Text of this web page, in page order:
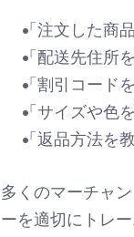
「注文した商
「配送先住所
「割引コード
「サイズや色
「返品方法を
多くのマーチャ
ーを適切にトレ